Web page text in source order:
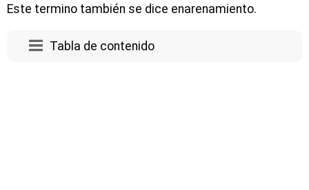
Este termino también se dice enarenamiento.
Tabla de contenido